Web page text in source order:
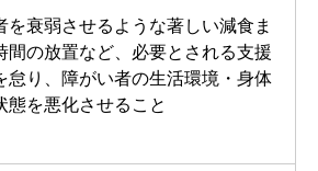
を衰弱させるような著しい減食ま
間の放置など、必要とされる支援
怠り、障がい者の生活環境・身体
態を悪化させること